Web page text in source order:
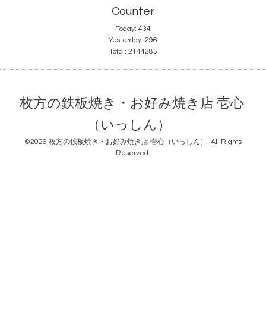
Counter
Today: 434
Yesterday: 296
Total: 2144285
枚方の鉄板焼き・お好み焼き店 壱心
（いっしん）
©2026 枚方の鉄板焼き・お好み焼き店 壱心（いっしん） . All Rights
Reserved.